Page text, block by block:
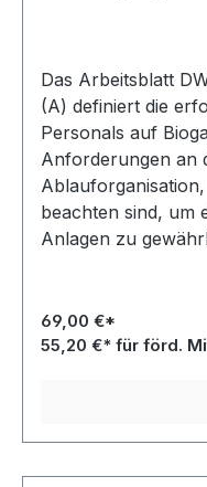
Das Arbeitsblatt
(A) definiert die
Personals auf
Anforderungen an
beachten sind, um
Anlagen zu
69,00 €*
55,20 €* für förd.